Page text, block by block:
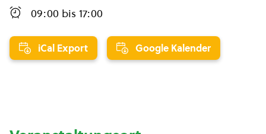
09:00 bis 17:00
iCal Export Google Kalender